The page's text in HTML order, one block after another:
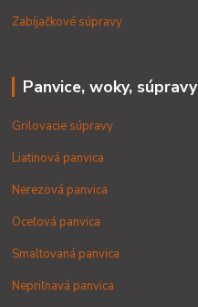
Zabíjačkové súpravy
Panvice, woky, súpravy
Grilovacie súpravy
Liatinová panvica
Nerezová panvica
Oceľová panvica
Smaltovaná panvica
Nepriľnavá panvica